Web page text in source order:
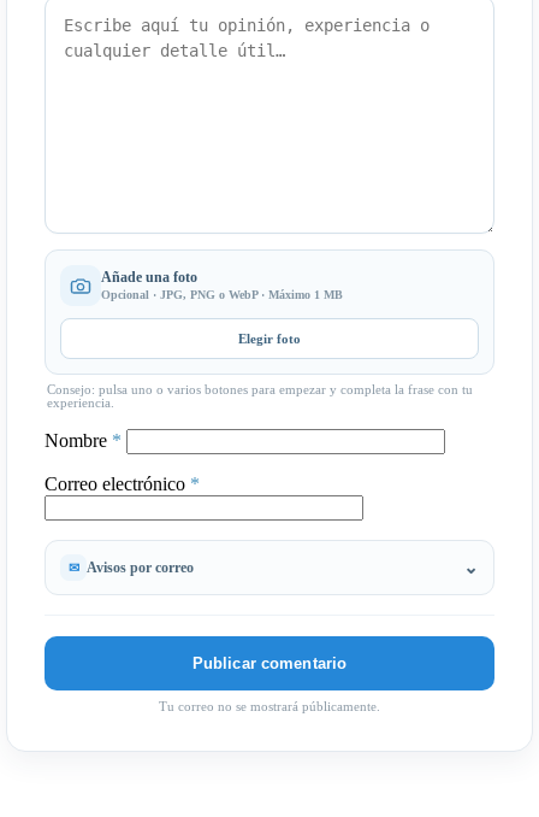
Añade una foto
Opcional · JPG, PNG o WebP · Máximo 1 MB
Elegir foto
Consejo: pulsa uno o varios botones para empezar y completa la frase con tu
experiencia.
Nombre *
Correo electrónico *
Avisos por correo
Tu correo no se mostrará públicamente.